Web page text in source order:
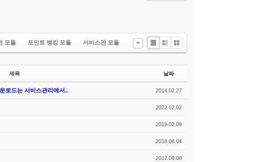
모듈 포인트 뱅킹 모듈
서비스판 모듈
List ZineGallery
제목 날짜
로드는 서비스관리에서.. 2014.02.27
2022.02.02
2019.02.09
2018.08.04
2017.09.08